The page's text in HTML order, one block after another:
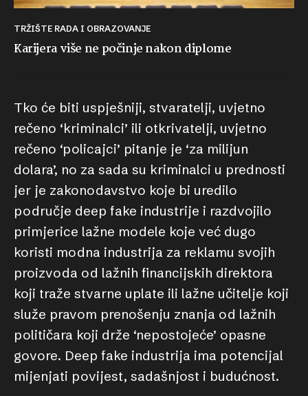
TRŽIŠTE RADA I OBRAZOVANJE
Karijera više ne počinje nakon diplome
Tko će biti uspješniji, stvaratelji, uvjetno
rečeno ‘kriminalci’ ili otkrivatelji, uvjetno
rečeno ‘policajci’ pitanje je ‘za milijun
dolara’, no za sada su kriminalci u prednosti
jer je zakonodavstvo koje bi uredilo
područje deep fake industrije i razdvojilo
primjerice lažne modele koje već dugo
koristi modna industrija za reklamu svojih
proizvoda od lažnih financijskih direktora
koji traže stvarne uplate ili lažne učitelje koji
služe pravom prenošenju znanja od lažnih
političara koji drže ‘nepostojeće’ opasne
govore. Deep fake industrija ima potencijal
mijenjati povijest, sadašnjost i budućnost.